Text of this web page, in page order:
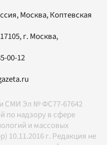
Москва, Коптевская
, г. Москва,
00-12
СМИ Эл № ФС77-67642
по надзору в сфере
и массовых
10.11.2016 г. Редакция не